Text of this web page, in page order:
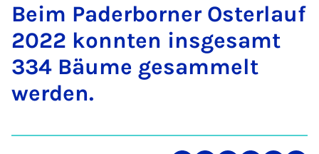
Beim Pader­borner Os­ter­lauf
2022 kon­nten insges­amt
334 Bäume ges­am­melt
wer­den.